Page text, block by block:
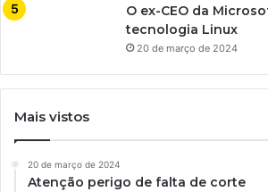
O ex-CEO da
tecnologia Linux
20 de março de 2024
Mais vistos
20 de março de 2024
Atenção perigo de falta de corte